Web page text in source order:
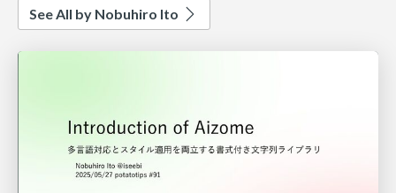
See All by Nobuhiro Ito